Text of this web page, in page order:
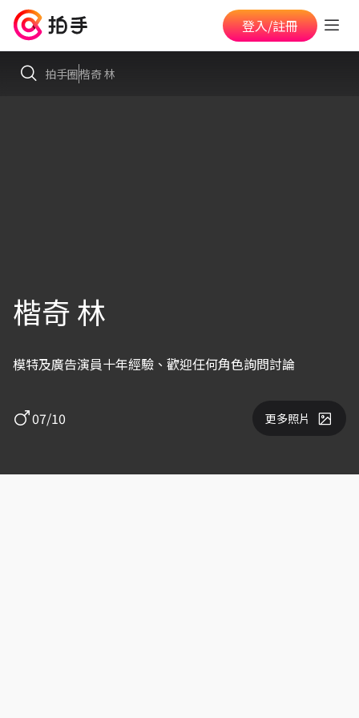
登入/註冊
拍手圈楷奇 林
楷奇 林
模特及廣告演員十年經驗、歡迎任何角色詢問討論
07/10 更多照片